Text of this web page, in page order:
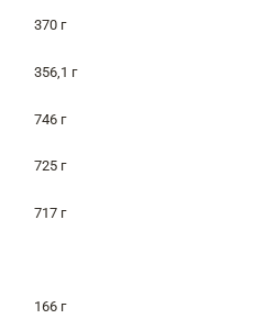
370 г
356,1 г
746 г
725 г
717 г
166 г